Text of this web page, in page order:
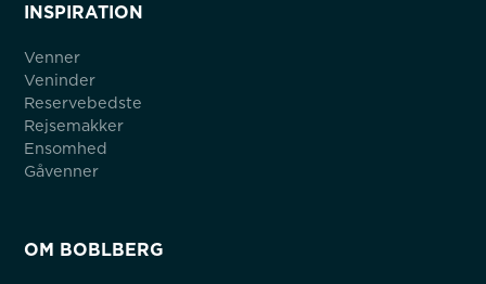
INSPIRATION
Venner
Veninder
Reservebedste
Rejsemakker
Ensomhed
Gåvenner
OM BOBLBERG